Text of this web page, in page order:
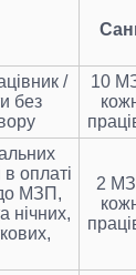
/
без
10
оплаті
МЗП,
нічних,
2